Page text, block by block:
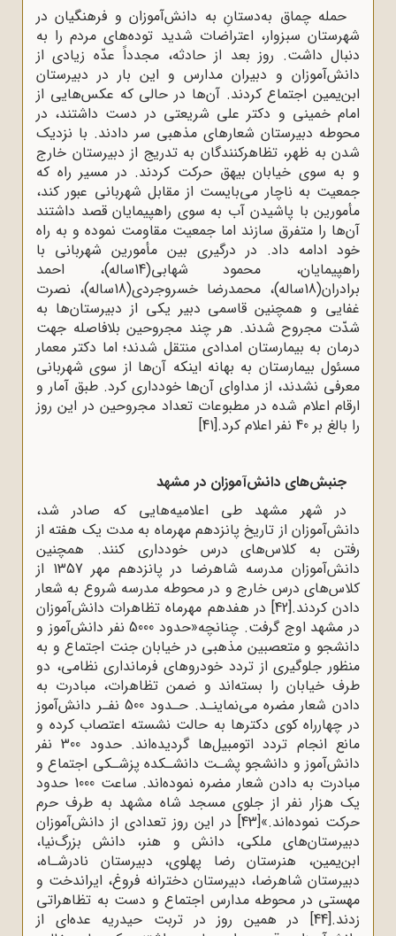
حمله چماق به‌دستانِ به دانش‌آموزان و فرهنگیان در
شهرستان سبزوار، اعتراضات شدید توده‌های مردم را به
دنبال داشت. روز بعد از حادثه، مجدداً عدّه زیادی از
دانش‌آموزان و دبیران مدارس و این بار در دبیرستان
ابن‌یمین اجتماع کردند. آن‌ها در حالی که عکس‌هایی از
امام خمینی و دکتر علی شریعتی در دست داشتند، در
محوطه دبیرستان شعارهای مذهبی سر دادند. با نزدیک
شدن به ظهر، تظاهرکنندگان به تدریج از دبیرستان خارج
و به سوی خیابان بیهق حرکت کردند. در مسیر راه که
جمعیت به ناچار می‌بایست از مقابل شهربانی عبور کند،
مأمورین با پاشیدن آب به سوی راهپیمایان قصد داشتند
آن‌ها را متفرق سازند اما جمعیت مقاومت نموده و به راه
خود ادامه داد. در درگیری بین مأمورین شهربانی با
راهپیمایان، محمود شهابی(14ساله)، احمد
برادران(18ساله)، محمدرضا خسروجردی(18ساله)، نصرت
غفایی و همچنین قاسمی دبیر یکی از دبیرستان‌ها به
شدّت مجروح شدند. هر چند مجروحین بلافاصله جهت
درمان به بیمارستان امدادی منتقل شدند؛ اما دکتر معمار
مسئول بیمارستان به بهانه اینکه آن‌ها از سوی شهربانی
معرفی نشدند، از مداوای آن‌ها خودداری کرد. طبق آمار و
ارقام اعلام شده در مطبوعات تعداد مجروحین در این روز
را بالغ بر 40 نفر اعلام کرد.
[41]
جنبش‌های دانش‌آموزان در مشهد
در شهر مشهد طی اعلامیه‌هایی که صادر شد،
دانش‌آموزان از تاریخ پانزدهم مهرماه به مدت یک هفته از
رفتن به کلاس‌های درس خودداری کنند. همچنین
دانش‌آموزان مدرسه شاهرضا در پانزدهم مهر 1357 از
کلاس‌های درس خارج و در محوطه مدرسه شروع به شعار
دادن کردند.[42]
در هفدهم مهرماه تظاهرات دانش‌آموزان
در مشهد اوج گرفت. چنانچه«حدود 5000 نفر دانش‌آموز و
دانشجو و متعصبین مذهبی در خیابان جنت اجتماع و به
منظور جلوگیری از تردد خودروهای فرمانداری نظامی، دو
طرف خیابان را بسته‌اند و ضمن تظاهرات، مبادرت به
دادن شعار مضره می‌نماینـد. حـدود 500 نفـر دانش‌آموز
در چهارراه کوی دکترها به حالت نشسته اعتصاب کرده و
مانع انجام تردد اتومبیل‌ها گردیده‌اند. حدود 300 نفر
دانش‌آموز و دانشجو پشـت دانشـکده پزشـکی اجتماع و
مبادرت به دادن شعار مضره نموده‌اند. ساعت 1000 حدود
یک ‌هزار نفر از جلوی مسجد شاه مشهد به طرف حرم
حرکت نموده‌اند.»[43]
در این روز تعدادی از دانش‌آموزان
دبیرستان‌های ملکی، دانش و هنر، دانش بزرگ‌نیا،
ابن‌یمین، هنرستان رضا پهلوی، دبیرستان نادرشـاه،
دبیرستان شاهرضا، دبیرستان دخترانه فروغ، ایراندخت و
مهستی در محوطه مدارس اجتماع و دست به تظاهراتی
زدند.[44]
در همین روز در تربت حیدریه عده‌ای از